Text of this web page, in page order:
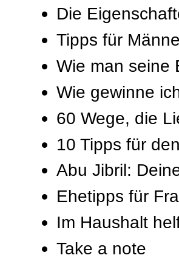
Die
Tipps für
Wie man seine
Wie gewinne
60 Wege, die
10 Tipps für
Abu Jibril:
Ehetipps für
Im Haushalt
Take a note